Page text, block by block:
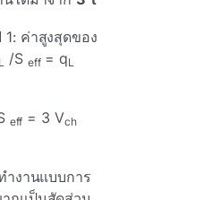
ค่าสูงสุดของ
L /S eff= qL
eff = 3 Vch
างานแบบการ